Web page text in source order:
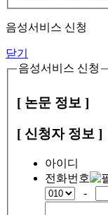
음성서비스 신청
닫기
음성서비스 신청
[ 논문 정보 ]
[ 신청자 정보 ]
아이디
전화번호
-